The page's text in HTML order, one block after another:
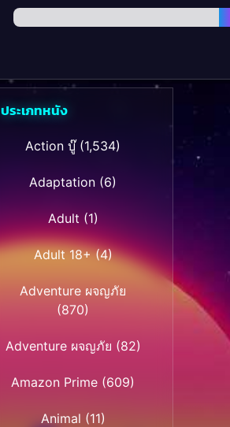
ประเภทหนัง
Action บู๊(1,534)
Adaptation (6)
Adult(1)
Adult 18+(4)
Adventure ผจญภัย
(870)
Adventure ผจญภัย (82)
Amazon Prime (609)
Animal (11)